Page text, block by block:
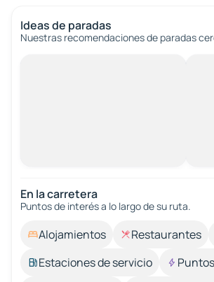
Ideas de paradas
Nuestras recomendaciones de paradas
En la carretera
Puntos de interés a lo largo de su ruta.
Alojamientos Restaurantes
Estaciones de servicio